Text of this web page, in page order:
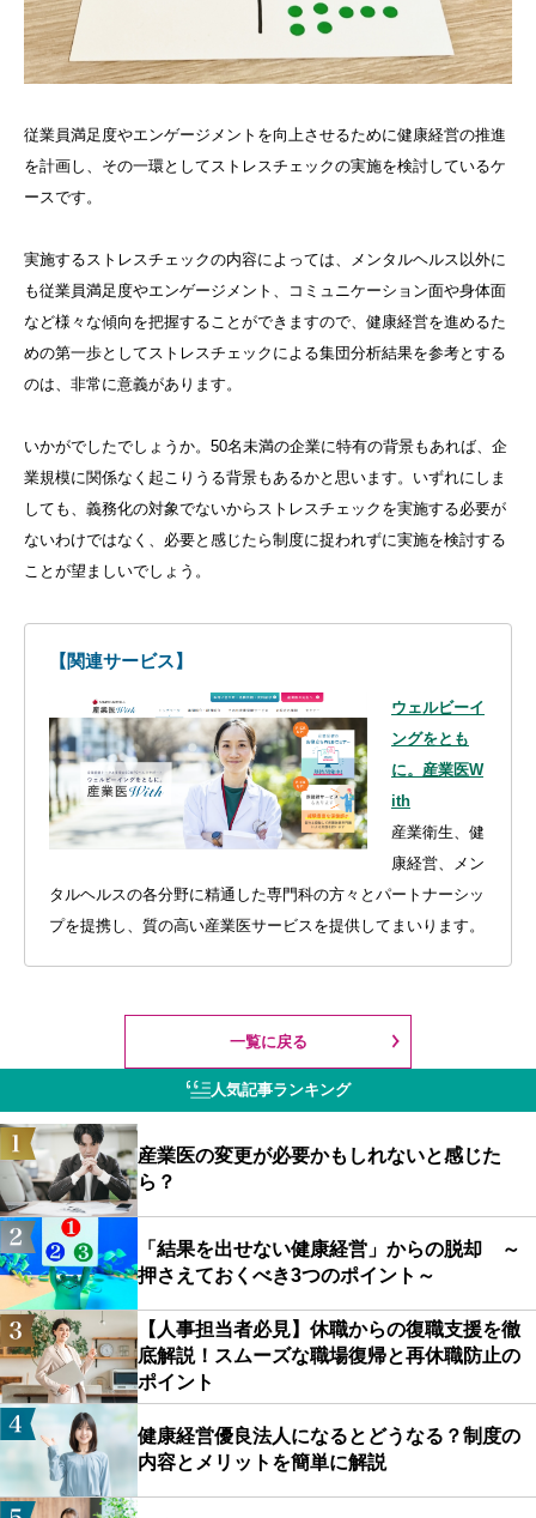
従業員満足度やエンゲージメントを向上させるために健康経営の推進
を計画し、その一環としてストレスチェックの実施を検討しているケ
ースです。
実施するストレスチェックの内容によっては、メンタルヘルス以外に
も従業員満足度やエンゲージメント、コミュニケーション面や身体面
など様々な傾向を把握することができますので、健康経営を進めるた
めの第一歩としてストレスチェックによる集団分析結果を参考とする
のは、非常に意義があります。
いかがでしたでしょうか。 50名未満の企業に特有の背景もあれば、企
業規模に関係なく起こりうる背景もあるかと思います。いずれにしま
しても、義務化の対象でないからストレスチェックを実施する必要が
ないわけではなく、必要と感じたら制度に捉われずに実施を検討する
ことが望ましいでしょう。
【関連サービス】
ウェルビーイ
ングをとも
に。産業医W
ith
産業衛生、健
康経営、メン
タルヘルスの各分野に精通した専門科の方々とパートナーシッ
プを提携し、質の高い産業医サービスを提供してまいります。
一覧に戻る
人気記事ランキング
産業医の変更が必要かもしれないと感じた
ら？
「結果を出せない健康経営」からの脱却 ～
押さえておくべき3つのポイント～
【人事担当者必見】休職からの復職支援を徹
底解説！スムーズな職場復帰と再休職防止の
ポイント
健康経営優良法人になるとどうなる？制度の
内容とメリットを簡単に解説